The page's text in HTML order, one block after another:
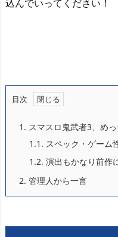
込んでいってください！
目次
1. スマスロ鬼武者3、め
1.1. スペック・ゲーム
1.2. 演出もかなり前作
2. 管理人から一言